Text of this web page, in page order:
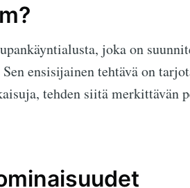
joka on
ensisijainen tehtävä on
tehden siitä merkittävän